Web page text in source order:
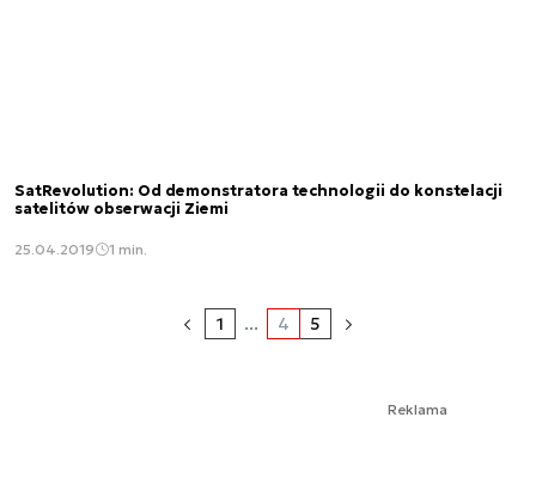
SatRevolution: Od demonstratora technologii do konstelacji
satelitów obserwacji Ziemi
25.04.2019 1 min.
1 ... 4 5
Reklama